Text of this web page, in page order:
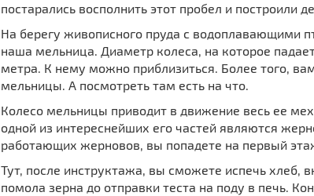
постарались восполнить этот пробел и
На берегу живописного пруда с водоплавающими
наша мельница. Диаметр колеса, на которое
метра. К нему можно приблизиться. Более того,
мельницы. А посмотреть там есть на что.
Колесо мельницы приводит в движение весь ее
одной из интереснейших его частей являются
работающих жерновов, вы попадете на первый
Тут, после инструктажа, вы сможете испечь хлеб,
помола зерна до отправки теста на поду в печь.